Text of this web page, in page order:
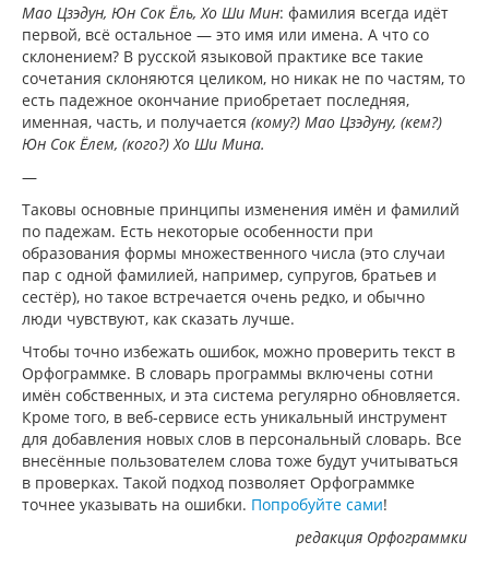
Мао Цзэдун, Юн Сок Ёль, Хо Ши Мин: фамилия всегда идёт
первой, всё остальное — это имя или имена. А что со
склонением? В русской языковой практике все такие
сочетания склоняются целиком, но никак не по частям, то
есть падежное окончание приобретает последняя,
именная, часть, и получается (кому?) Мао Цзэдуну, (кем?)
Юн Сок Ёлем, (кого?) Хо Ши Мина.
—
Таковы основные принципы изменения имён и фамилий
по падежам. Есть некоторые особенности при
образования формы множественного числа (это случаи
пар с одной фамилией, например, супругов, братьев и
сестёр), но такое встречается очень редко, и обычно
люди чувствуют, как сказать лучше.
Чтобы точно избежать ошибок, можно проверить текст в
Орфограммке. В словарь программы включены сотни
имён собственных, и эта система регулярно обновляется.
Кроме того, в веб-сервисе есть уникальный инструмент
для добавления новых слов в персональный словарь. Все
внесённые пользователем слова тоже будут учитываться
в проверках. Такой подход позволяет Орфограммке
точнее указывать на ошибки. Попробуйте сами!
редакция Орфограммки